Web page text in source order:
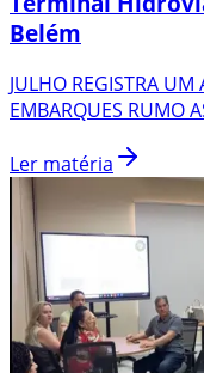
Belém
JULHO REGISTRA
EMBARQUES RUMO
Ler matéria